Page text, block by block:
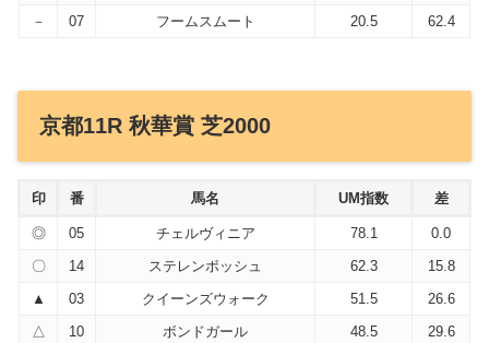
－
07 フームスムート 20.5 62.4
京都11R 秋華賞 芝2000
印 番 馬名 UM指数 差
◎ 05 チェルヴィニア 78.1
0.0
〇
14 ステレンボッシュ 62.3
15.8
▲
03 クイーンズウォーク 51.5
26.6
△
10 ボンドガール 48.5
29.6